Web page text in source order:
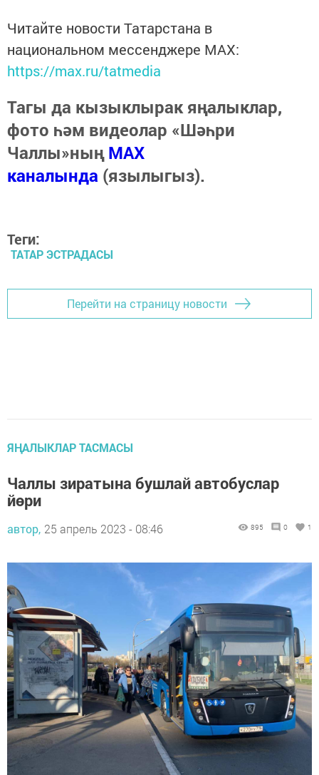
Читайте новости Татарстана в
национальном мессенджере MАХ:
https://max.ru/tatmedia
Тагы да кызыклырак яңалыклар,
фото һәм видеолар «Шәһри
Чаллы»ныңMAX
каналында (язылыгыз).
Теги:
ТАТАР ЭСТРАДАСЫ
Перейти на страницу новости
ЯҢАЛЫКЛАР ТАСМАСЫ
Чаллы зиратына бушлай автобуслар
йөри
автор, 25 апрель 2023 - 08:46 895 0 1